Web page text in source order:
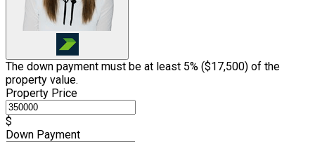
The down payment must be at least 5% ($17,500) of the
property value.
Property Price
$
Down Payment